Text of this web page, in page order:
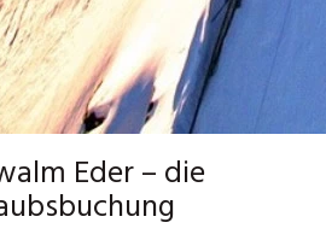
Eder – die